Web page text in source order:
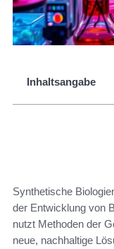
Inhaltsangabe
Synthetische
der Entwicklung von
nutzt Methoden der
neue, nachhaltige